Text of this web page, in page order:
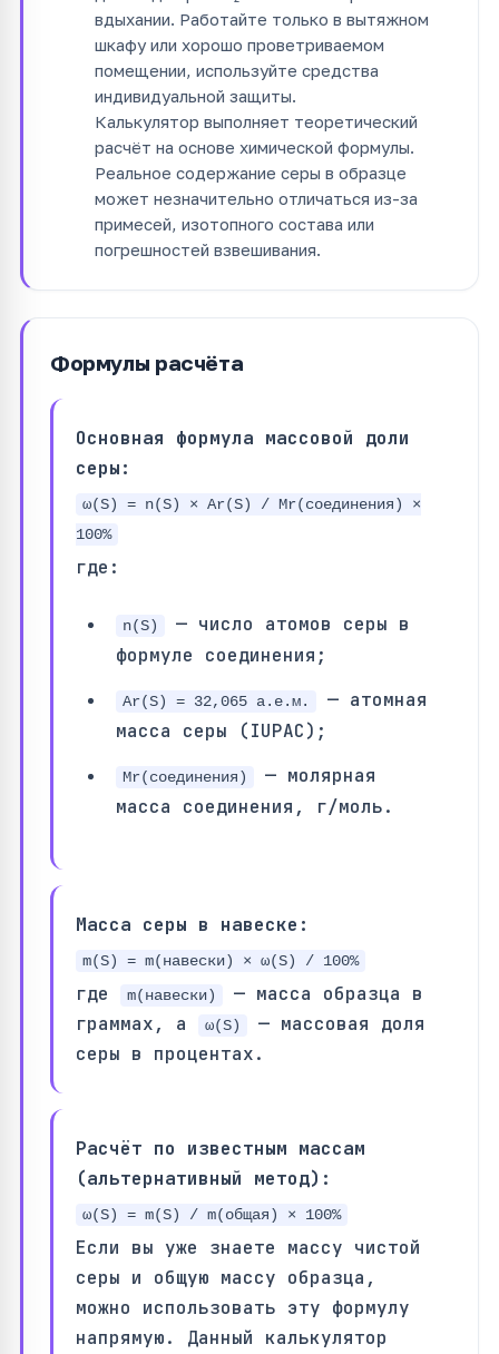
вдыхании. Работайте только в вытяжном
шкафу или хорошо проветриваемом
помещении, используйте средства
индивидуальной защиты.
Калькулятор выполняет теоретический
расчёт на основе химической формулы.
Реальное содержание серы в образце
может незначительно отличаться из-за
примесей, изотопного состава или
погрешностей взвешивания.
Формулы расчёта
Основная формула массовой доли
серы:
ω(S) = n(S) × Ar(S) / Mr(соединения) ×
100%
где:
n(S)
— число атомов серы в
формуле соединения;
Ar(S) = 32,065 а.е.м.
— атомная
масса серы (IUPAC);
Mr(соединения)
— молярная
масса соединения, г/моль.
Масса серы в навеске:
m(S) = m(навески) × ω(S) / 100%
где m(навески)
— масса образца в
граммах, а
ω(S)
— массовая доля
серы в процентах.
Расчёт по известным массам
(альтернативный метод):
ω(S) = m(S) / m(общая) × 100%
Если вы уже знаете массу чистой
серы и общую массу образца,
можно использовать эту формулу
напрямую. Данный калькулятор